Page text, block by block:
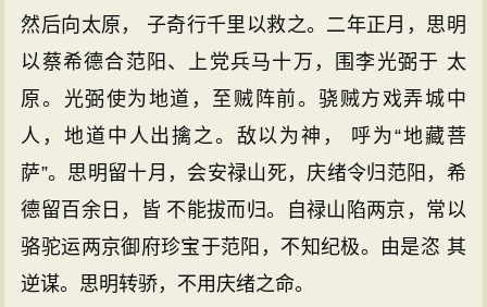
然后向太原， 子奇行千里以救之。二年正月，思明
以蔡希德合范阳、上党兵马十万，围李光弼于 太
原。光弼使为地道，至贼阵前。骁贼方戏弄城中
人，地道中人出擒之。敌以为神， 呼为“地藏菩
萨”。思明留十月，会安禄山死，庆绪令归范阳，希
德留百余日，皆 不能拔而归。自禄山陷两京，常以
骆驼运两京御府珍宝于范阳，不知纪极。由是恣 其
逆谋。思明转骄，不用庆绪之命。